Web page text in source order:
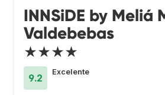
INNSiDE by Meliá
Valdebebas
★★★★
9.2
Excelente